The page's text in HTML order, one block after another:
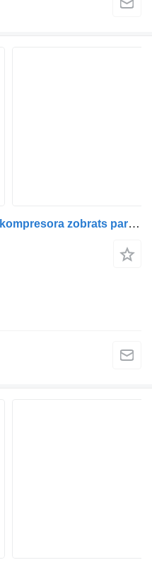
DAF CF450 (01.18-) 2126048 kompresora zobrats paredzēts DAF CF450, CF460 (2017-) vilcēja